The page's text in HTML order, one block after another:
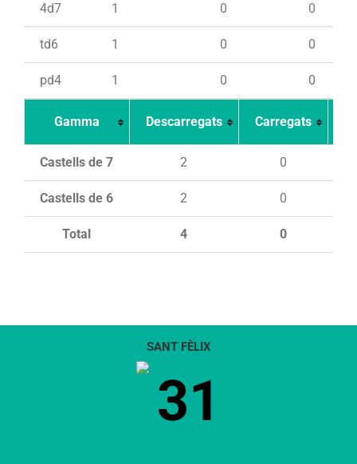
4d7 1 0 0
td6 1 0 0
pd4 1 0 0
Gamma Descarregats Carregats
Total 4 0
Castells de 7 2 0
Castells de 6 2 0
SANT FÈLIX
31